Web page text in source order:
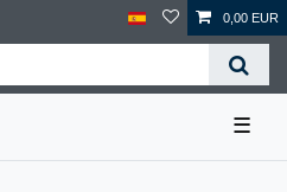
0,00 EUR
☰